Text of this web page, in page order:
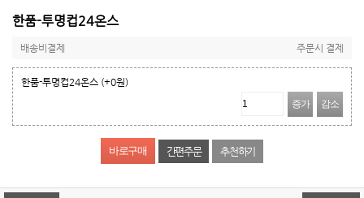
한품-투명컵24온스
배송비결제 주문시 결제
한품-투명컵24온스 (+0원)
증가
감소
간편주문 추천하기